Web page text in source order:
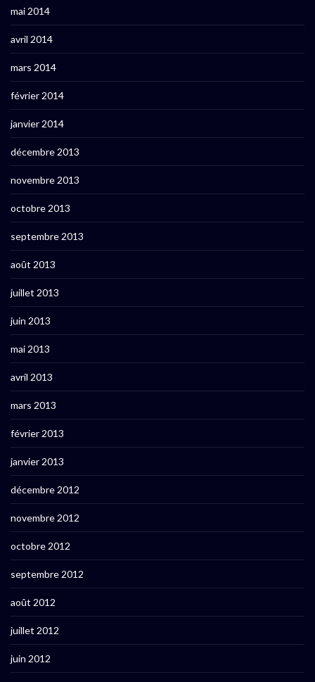
mai 2014
avril 2014
mars 2014
février 2014
janvier 2014
décembre 2013
novembre 2013
octobre 2013
septembre 2013
août 2013
juillet 2013
juin 2013
mai 2013
avril 2013
mars 2013
février 2013
janvier 2013
décembre 2012
novembre 2012
octobre 2012
septembre 2012
août 2012
juillet 2012
juin 2012